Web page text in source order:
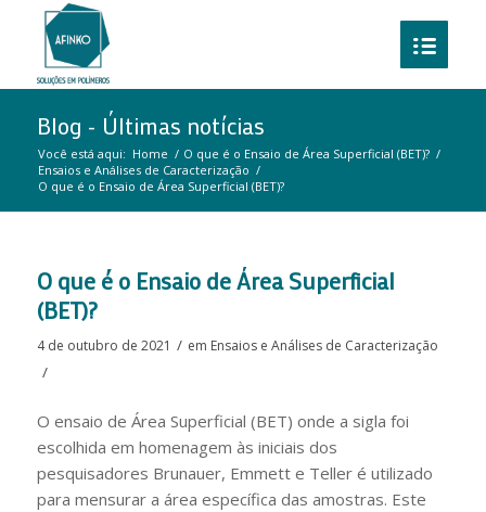
Blog - Últimas notícias
Você está aqui: Home / O que é o Ensaio de Área Superficial (BET)? /
Ensaios e Análises de Caracterização /
O que é o Ensaio de Área Superficial (BET)?
O que é o Ensaio de Área Superficial
(BET)?
4 de outubro de 2021 / em Ensaios e Análises de Caracterização
/
O ensaio de Área Superficial (BET) onde a sigla foi
escolhida em homenagem às iniciais dos
pesquisadores Brunauer, Emmett e Teller é utilizado
para mensurar a área específica das amostras. Este